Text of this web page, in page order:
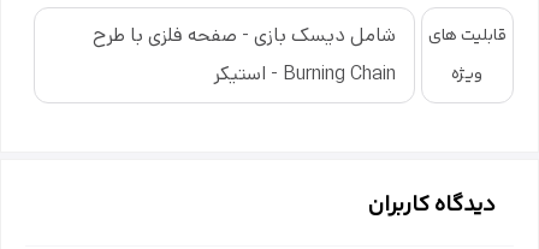
قابلیت های
ویژه
شامل دیسک بازی - صفحه فلزی با طرح
Burning Chain - استیکر
دیدگاه کاربران